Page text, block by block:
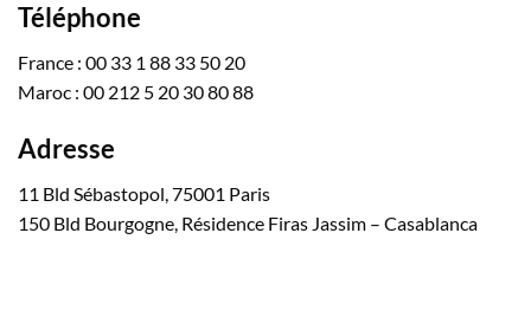
Téléphone
France : 00 33 1 88 33 50 20
Maroc : 00 212 5 20 30 80 88
Adresse
11 Bld Sébastopol, 75001 Paris
150 Bld Bourgogne, Résidence Firas Jassim – Casablanca